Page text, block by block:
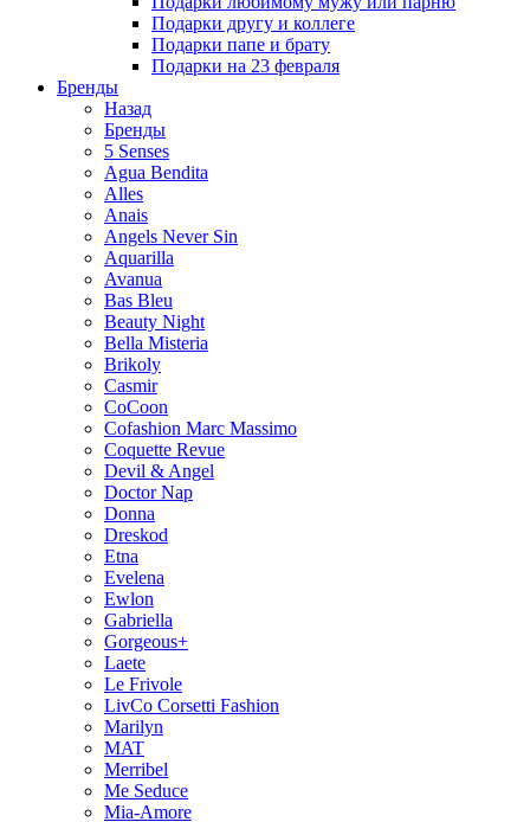
Подарки другу и коллеге
Подарки папе и брату
Подарки на 23 февраля
Бренды
Назад
Бренды
5 Senses
Agua Bendita
Alles
Anais
Angels Never Sin
Aquarilla
Avanua
Bas Bleu
Beauty Night
Bella Misteria
Brikoly
Casmir
CoCoon
Cofashion Marc Massimo
Coquette Revue
Devil & Angel
Doctor Nap
Donna
Dreskod
Etna
Evelena
Ewlon
Gabriella
Gorgeous+
Laete
Le Frivole
LivCo Corsetti Fashion
Marilyn
MAT
Merribel
Me Seduce
Mia-Amore